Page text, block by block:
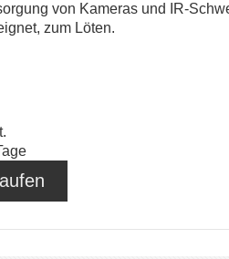
von Kameras und IR-
zum Löten.